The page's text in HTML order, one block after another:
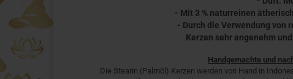
- Mit 3 % naturreinen
- Durch die Verwendung von
Kerzen sehr angenehm
Handgemachte und
Die Stearin (Palmöl) Kerzen werden von Hand in